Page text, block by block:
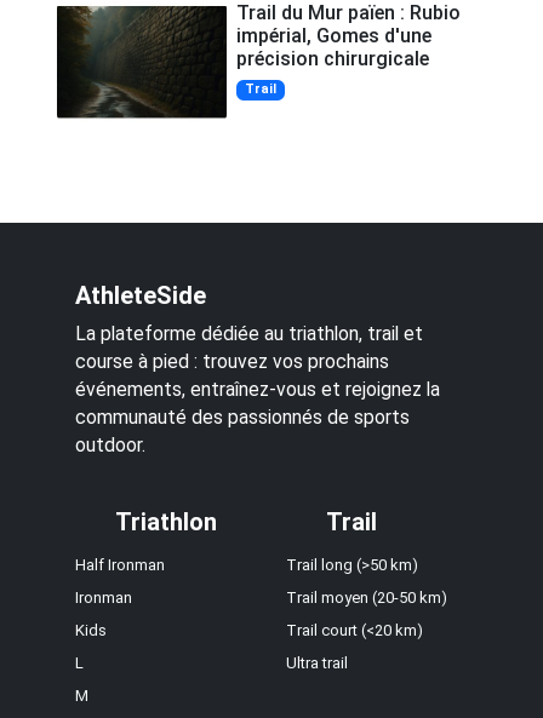
Trail du Mur païen : Rubio
impérial, Gomes d'une
précision chirurgicale
Trail
AthleteSide
La plateforme dédiée au triathlon, trail et
course à pied : trouvez vos prochains
événements, entraînez-vous et rejoignez la
communauté des passionnés de sports
outdoor.
Triathlon
Half Ironman
Ironman
Kids
L
M
Trail
Trail long (>50 km)
Trail moyen (20-50 km)
Trail court (<20 km)
Ultra trail